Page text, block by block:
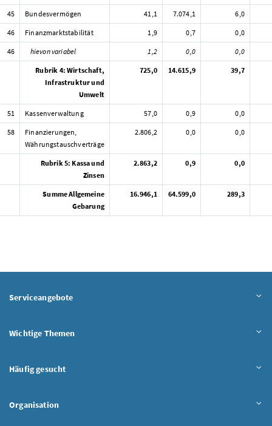
45 Bundesvermögen 41,1 7.074,1 6,0
46 Finanzmarktstabilität 1,9 0,7 0,0
46 hievon variabel 1,2 0,0 0,0
Rubrik 4: Wirtschaft,
Infrastruktur und
Umwelt
725,0 14.615,9 39,7
51 Kassenverwaltung 57,0 0,9 0,0
58
Finanzierungen,
Währungstauschverträge
2.806,2 0,0 0,0
Rubrik 5: Kassa und
Zinsen
2.863,2 0,9 0,0
Summe Allgemeine
Gebarung
16.946,1 64.599,0 289,3
Serviceangebote
Wichtige Themen
Häufig gesucht
Organisation